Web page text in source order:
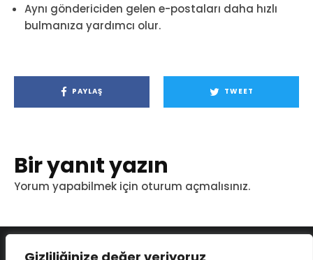
Aynı göndericiden gelen e-postaları daha hızlı
bulmanıza yardımcı olur.
PAYLAŞ TWEET
Bir yanıt yazın
Yorum yapabilmek için oturum açmalısınız.